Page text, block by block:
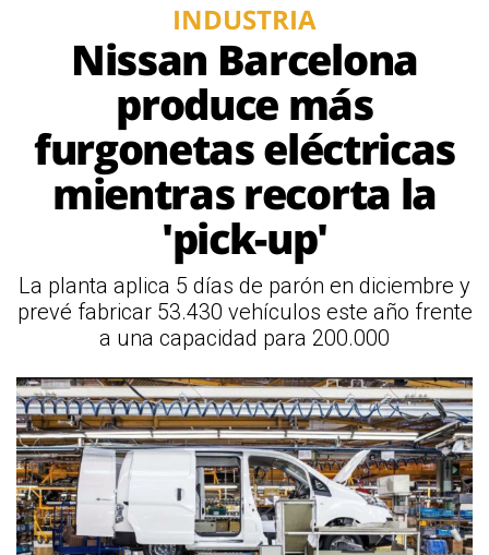
INDUSTRIA
Nissan Barcelona
produce más
furgonetas eléctricas
mientras recorta la
'pick-up'
La planta aplica 5 días de parón en diciembre y
prevé fabricar 53.430 vehículos este año frente
a una capacidad para 200.000